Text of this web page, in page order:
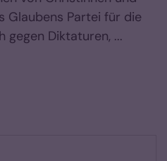
Glaubens Partei für die
gegen Diktaturen, ...